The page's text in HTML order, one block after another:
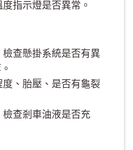
指示燈是否異常。
查懸掛系統是否有異
、胎壓、是否有龜裂
查剎車油液是否充